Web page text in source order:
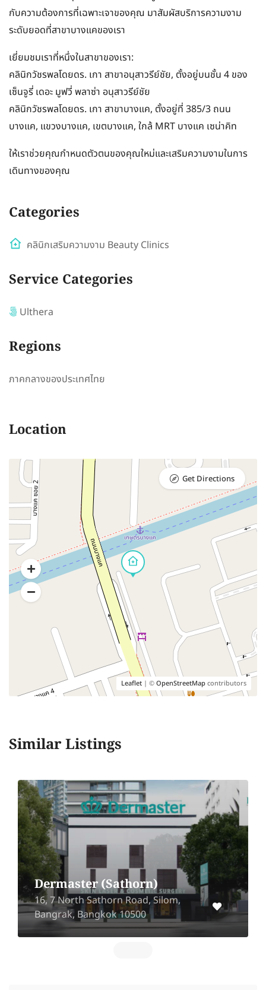
กับความต้องการที่เฉพาะเจาของคุณ มาสัมผัสบริการความงาม
ระดับยอดที่สาขาบางแคของเรา
เยี่ยมชมเราที่หนึ่งในสาขาของเรา:
คลินิกวัชรพลโดยดร. เกา สาขาอนุสาวรีย์ชัย, ตั้งอยู่บนชั้น 4 ของ
เซ็นจูรี่ เดอะ มูฟวี่ พลาซ่า อนุสาวรีย์ชัย
คลินิกวัชรพลโดยดร. เกา สาขาบางแค, ตั้งอยู่ที่ 385/3 ถนน
บางแค, แขวงบางแค, เขตบางแค, ใกล้ MRT บางแค เซน่าคิท
ให้เราช่วยคุณกำหนดตัวตนของคุณใหม่และเสริมความงามในการ
เดินทางของคุณ
Categories
คลินิกเสริมความงาม Beauty Clinics
Service Categories
Ulthera
Regions
ภาคกลางของประเทศไทย
Location
Leaflet | ©OpenStreetMapcontributors
Get Directions
Similar Listings
Dermaster (Sathorn)
16, 7 North Sathorn Road, Silom,
Bangrak, Bangkok 10500